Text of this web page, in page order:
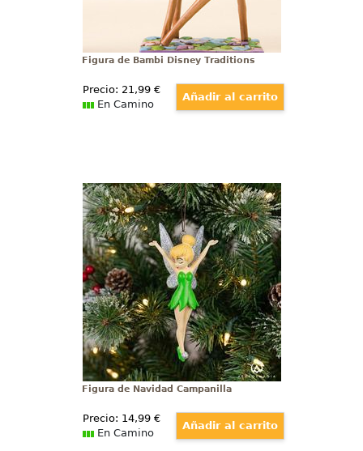
Figura de Bambi Disney Traditions
Precio: 21,99€
En Camino
Figura de Navidad Campanilla
Añade un toque de magia y
fantasía a tu árbol con este
encantador adorno navideño de
Campanilla. Con su clásico vestido
verde y su inconfundible espíritu
travieso, este adorno captura toda
la esencia del querido personaje
de Disney.
Figura de Navidad Campanilla
Precio: 14,99€
En Camino